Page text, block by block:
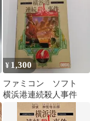
¥ 1,300
ファミコン ソフト
横浜港連続殺人事件